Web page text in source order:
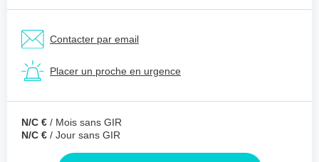
Joindre des fichiers (lettre manuscrite,
dessin, photo ..)
Contacter par email
Placer un proche en urgence
N/C € / Mois sans GIR
N/C € / Jour sans GIR